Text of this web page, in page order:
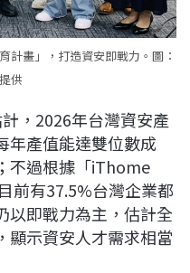
計畫」，打造資安即戰力。圖：
提供
，2026年台灣資安產
年產值能達雙位數成
不過根據「iThome
前有37.5%台灣企業都
以即戰力為主，估計全
顯示資安人才需求相當